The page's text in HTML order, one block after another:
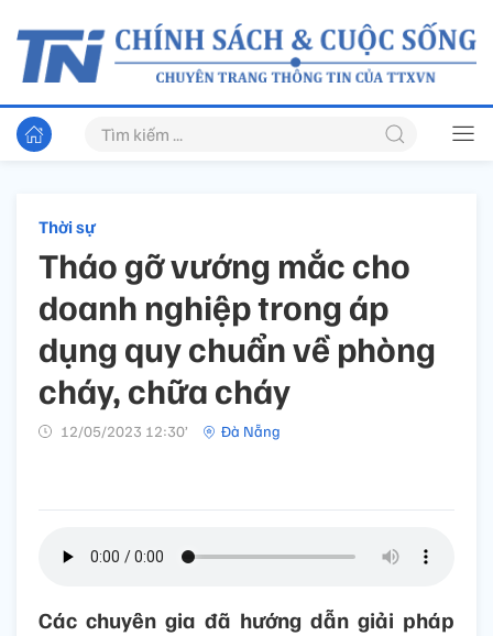
Thời sự
Tháo gỡ vướng mắc cho
doanh nghiệp trong áp
dụng quy chuẩn về phòng
cháy, chữa cháy
12/05/2023 12:30’ Đà Nẵng
Các chuyên gia đã hướng dẫn giải pháp